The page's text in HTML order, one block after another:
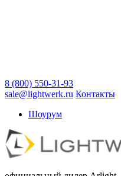
8 (800) 550-31-93
sale@lightwerk.ru Контакты
Шоурум